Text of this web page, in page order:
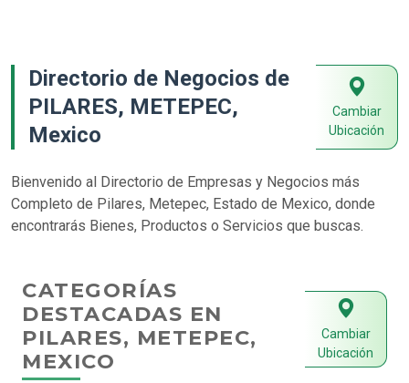
Directorio de Negocios de
PILARES, METEPEC,
Mexico
Cambiar
Ubicación
Bienvenido al Directorio de Empresas y Negocios más
Completo de Pilares, Metepec, Estado de Mexico, donde
encontrarás Bienes, Productos o Servicios que buscas.
CATEGORÍAS
DESTACADAS EN
PILARES, METEPEC,
MEXICO
Cambiar
Ubicación